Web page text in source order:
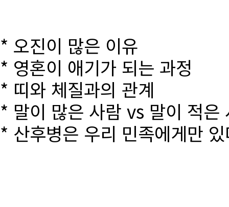
* 오진이 많은 이유
* 영혼이 애기가 되는 과정
* 띠와 체질과의 관계
* 말이 많은 사람 vs 말이 적은
* 산후병은 우리 민족에게만